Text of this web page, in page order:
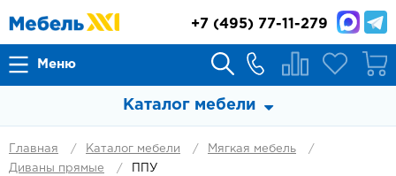
Меню
+7 (495) 77-11-279
Каталог мебели
Главная Каталог мебели
Мягкая мебель
Диваны прямые
ППУ